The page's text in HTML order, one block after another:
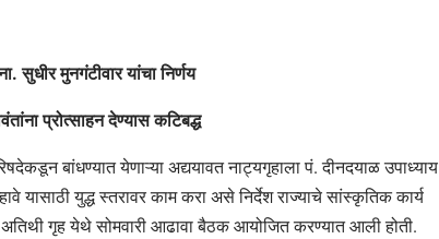
सुधीर मुनगंटीवार यांचा निर्णय
प्रोत्साहन देण्यास कटिबद्ध
बांधण्यात येणाऱ्या अद्ययावत नाट्यगृहाला पं. दीनदयाळ उपाध्याय
यासाठी युद्ध स्तरावर काम करा असे निर्देश राज्याचे सांस्कृतिक कार्य
अतिथी गृह येथे सोमवारी आढावा बैठक आयोजित करण्यात आली होती.